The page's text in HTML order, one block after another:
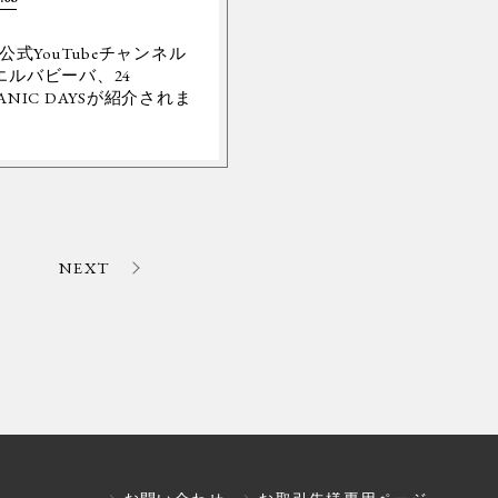
式YouTubeチャンネル
ルバビーバ、24
DAYSが紹介されま
NEXT